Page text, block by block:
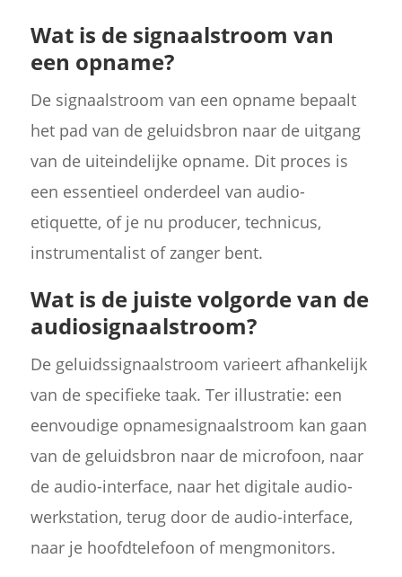
Wat is de signaalstroom van
een opname?
De signaalstroom van een opname bepaalt
het pad van de geluidsbron naar de uitgang
van de uiteindelijke opname. Dit proces is
een essentieel onderdeel van audio-
etiquette, of je nu producer, technicus,
instrumentalist of zanger bent.
Wat is de juiste volgorde van de
audiosignaalstroom?
De geluidssignaalstroom varieert afhankelijk
van de specifieke taak. Ter illustratie: een
eenvoudige opnamesignaalstroom kan gaan
van de geluidsbron naar de microfoon, naar
de audio-interface, naar het digitale audio-
werkstation, terug door de audio-interface,
naar je hoofdtelefoon of mengmonitors.